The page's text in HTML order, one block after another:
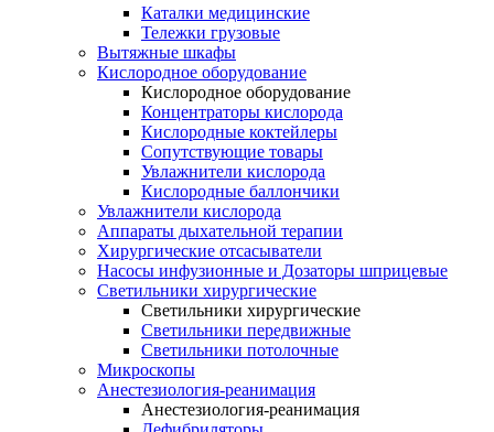
Каталки медицинские
Тележки грузовые
Вытяжные шкафы
Кислородное оборудование
Кислородное оборудование
Концентраторы кислорода
Кислородные коктейлеры
Сопутствующие товары
Увлажнители кислорода
Кислородные баллончики
Увлажнители кислорода
Аппараты дыхательной терапии
Хирургические отсасыватели
Насосы инфузионные и Дозаторы шприцевые
Светильники хирургические
Светильники хирургические
Светильники передвижные
Светильники потолочные
Микроскопы
Анестезиология-реанимация
Анестезиология-реанимация